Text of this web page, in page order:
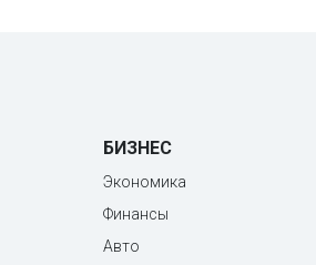
БИЗНЕС
Экономика
Финансы
Авто